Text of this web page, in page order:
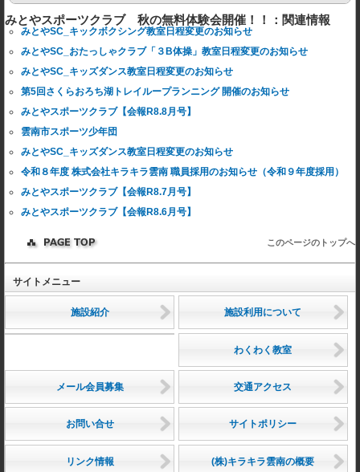
みとやスポーツクラブ 秋の無料体験会開催！！：関連情報
みとやSC_キックボクシング教室日程変更のお知らせ
みとやSC_おたっしゃクラブ「３B体操」教室日程変更のお知らせ
みとやSC_キッズダンス教室日程変更のお知らせ
第5回さくらおろち湖トレイループランニング 開催のお知らせ
みとやスポーツクラブ【会報R8.8月号】
雲南市スポーツ少年団
みとやSC_キッズダンス教室日程変更のお知らせ
令和８年度 株式会社キラキラ雲南 職員採用のお知らせ（令和９年度採用）
みとやスポーツクラブ【会報R8.7月号】
みとやスポーツクラブ【会報R8.6月号】
このページのトップへ
サイトメニュー
施設紹介 施設利用について
わくわく教室
メール会員募集 交通アクセス
お問い合せ サイトポリシー
リンク情報 (株)キラキラ雲南の概要